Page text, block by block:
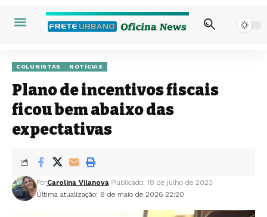
COLUNISTAS NOTÍCIAS
Plano de incentivos fiscais
ficou bem abaixo das
expectativas
Última atualização: 8 de maio de 2026 22:20
PorCarolina Vilanova Publicado: 18 de julho de 2023